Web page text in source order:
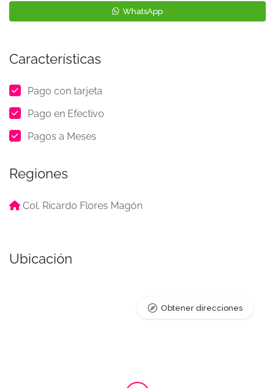
WhatsApp
Características
Pago con tarjeta
Pago en Efectivo
Pagos a Meses
Regiones
Col. Ricardo Flores Magón
Ubicación
Obtener direcciones